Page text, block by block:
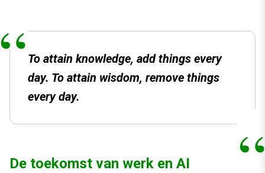
To attain knowledge, add things every
day. To attain wisdom, remove things
every day.
De toekomst van werk en AI